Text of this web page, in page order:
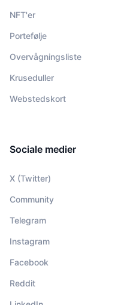
NFT'er
Portefølje
Overvågningsliste
Kruseduller
Webstedskort
Sociale medier
X (Twitter)
Community
Telegram
Instagram
Facebook
Reddit